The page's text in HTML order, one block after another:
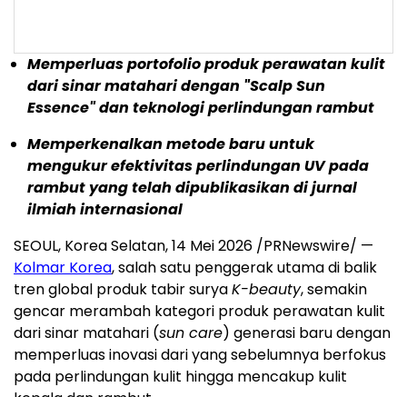
Memperluas portofolio produk perawatan kulit
dari sinar matahari dengan "Scalp Sun
Essence" dan teknologi perlindungan rambut
Memperkenalkan metode baru untuk
mengukur efektivitas perlindungan UV pada
rambut yang telah dipublikasikan di jurnal
ilmiah internasional
SEOUL, Korea Selatan, 14 Mei 2026 /PRNewswire/ —
Kolmar Korea, salah satu penggerak utama di balik
tren global produk tabir suryaK-beauty, semakin
gencar merambah kategori produk perawatan kulit
dari sinar matahari (sun care) generasi baru dengan
memperluas inovasi dari yang sebelumnya berfokus
pada perlindungan kulit hingga mencakup kulit